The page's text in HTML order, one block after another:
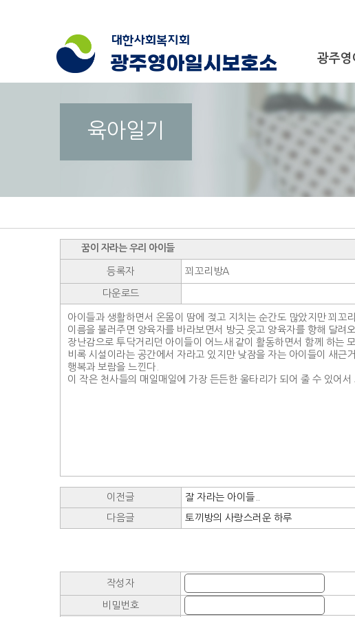
광주영
육아일기
꿈이 자라는 우리 아이들
등록자 꾀꼬리방A
다운로드
아이들과 생활하면서 온몸이 땀에 젖고 지치는 순간도 많았지만 꾀꼬
이름을 불러주면 양육자를 바라보면서 방긋 웃고 양육자를 향해 달려
장난감으로 투닥거리던 아이들이 어느새 같이 활동하면서 함께 하는
비록 시설이라는 공간에서 자라고 있지만 낮잠을 자는 아이들이 새
행복과 보람을 느낀다.
이 작은 천사들의 매일매일에 가장 든든한 울타리가 되어 줄 수 있어서
이전글 잘 자라는 아이들..
다음글 토끼방의 사랑스러운 하루
작성자
비밀번호